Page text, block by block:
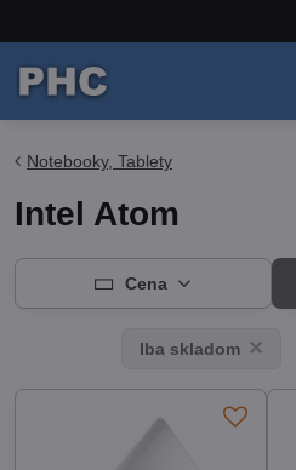
Notebooky, Tablety
Intel Atom
Cena
Iba skladom